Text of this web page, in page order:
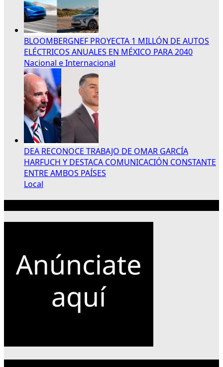
BLOOMBERGNEF PROYECTA 1 MILLÓN DE AUTOS
ELÉCTRICOS ANUALES EN MÉXICO PARA 2040
Nacional e Internacional
DEA RECONOCE TRABAJO DE OMAR GARCÍA
HARFUCH Y DESTACA COMUNICACIÓN CONSTANTE
ENTRE AMBOS PAÍSES
Local